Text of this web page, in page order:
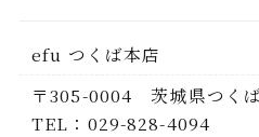
efu つくば本店
〒305-0004 茨城県つく
TEL：029-828-4094